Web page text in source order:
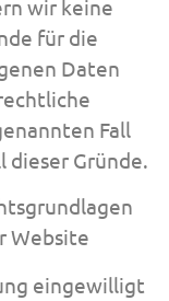
wir keine
für die
Daten
Fall
dieser Gründe.
Website
eingewilligt